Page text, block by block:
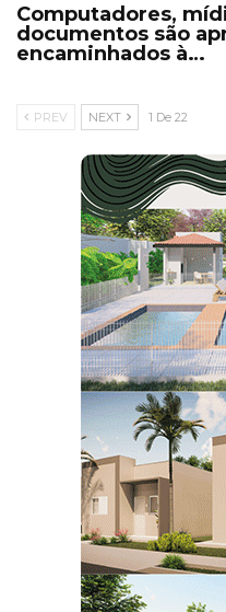
Computadores,
documentos são
encaminhados à…
PREV NEXT 1 De 22